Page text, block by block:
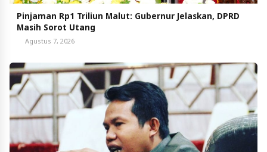
Pinjaman Rp1 Triliun Malut: Gubernur Jelaskan, DPRD
Masih Sorot Utang
Agustus 7, 2026